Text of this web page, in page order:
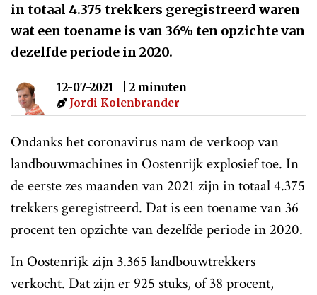
in totaal 4.375 trekkers geregistreerd waren
wat een toename is van 36% ten opzichte van
dezelfde periode in 2020.
12-07-2021
| 2 minuten
Jordi Kolenbrander
Ondanks het coronavirus nam de verkoop van
landbouwmachines in Oostenrijk explosief toe. In
de eerste zes maanden van 2021 zijn in totaal 4.375
trekkers geregistreerd. Dat is een toename van 36
procent ten opzichte van dezelfde periode in 2020.
In Oostenrijk zijn 3.365 landbouwtrekkers
verkocht. Dat zijn er 925 stuks, of 38 procent,